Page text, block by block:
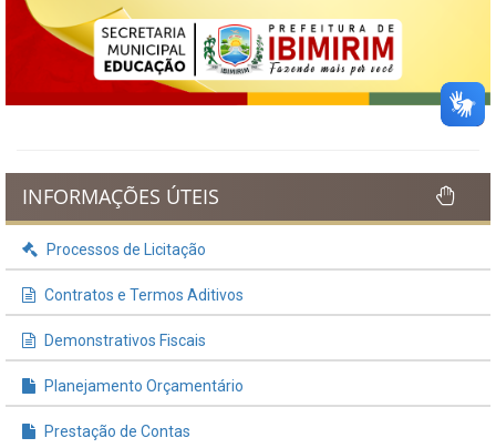
INFORMAÇÕES ÚTEIS
Processos de Licitação
Contratos e Termos Aditivos
Demonstrativos Fiscais
Planejamento Orçamentário
Prestação de Contas